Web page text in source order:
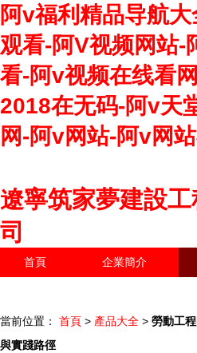
阿v福利精品导航
观看-阿V视频网站-
看-阿v视频在线看
2018在无码-阿v天
网-阿v网站-阿v网
遼寧筑家夢建設
司
首頁 企業簡介
當前位置： 首頁 > 產品大全 > 勞動工
與實踐路徑